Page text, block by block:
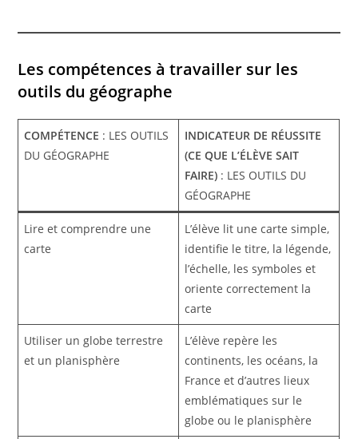
Les compétences à travailler sur les
outils du géographe
COMPÉTENCE : LES OUTILS
DU GÉOGRAPHE
INDICATEUR DE RÉUSSITE
(CE QUE L’ÉLÈVE SAIT
FAIRE) : LES OUTILS DU
GÉOGRAPHE
Lire et comprendre une
carte
L’élève lit une carte simple,
identifie le titre, la légende,
l’échelle, les symboles et
oriente correctement la
carte
Utiliser un globe terrestre
et un planisphère
L’élève repère les
continents, les océans, la
France et d’autres lieux
emblématiques sur le
globe ou le planisphère